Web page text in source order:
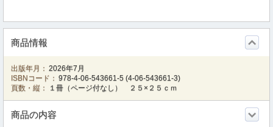
商品情報
出版年月： 2026年7月
ISBNコード： 978-4-06-543661-5 (4-06-543661-3)
頁数・縦：
１冊（ページ付なし） ２５×２５ｃｍ
商品の内容